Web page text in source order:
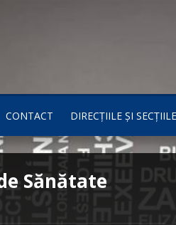
CONTACT DIRECȚIILE ȘI
Sănătate